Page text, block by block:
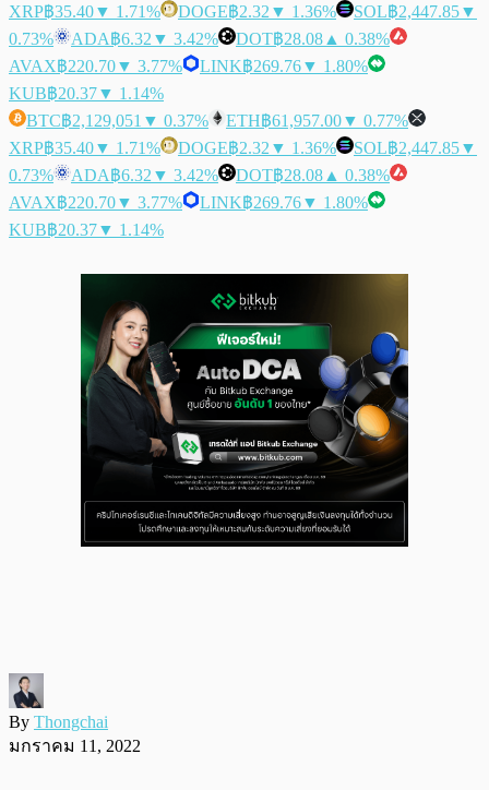
XRP฿35.40▼ 1.71% DOGE฿2.32 ▼ 1.36% SOL฿2,447.85▼
0.73%
ADA฿6.32 ▼ 3.42% DOT฿28.08 ▲ 0.38%
AVAX฿220.70▼ 3.77% LINK฿269.76▼ 1.80%
KUB฿20.37▼ 1.14%
BTC฿2,129,051 ▼ 0.37% ETH฿61,957.00▼ 0.77%
XRP฿35.40▼ 1.71% DOGE฿2.32 ▼ 1.36% SOL฿2,447.85▼
0.73%
ADA฿6.32 ▼ 3.42% DOT฿28.08 ▲ 0.38%
AVAX฿220.70▼ 3.77% LINK฿269.76▼ 1.80%
KUB฿20.37▼ 1.14%
By Thongchai
มกราคม 11, 2022